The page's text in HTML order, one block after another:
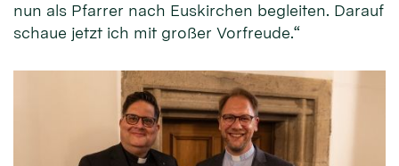
nun als Pfarrer nach Euskirchen begleiten. Darauf
schaue jetzt ich mit großer Vorfreude.“